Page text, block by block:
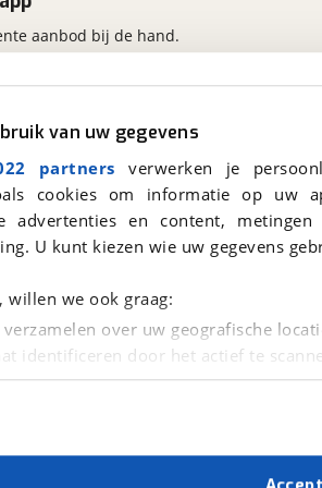
van uw gegevens
partners verwerken je
cookies om informatie op
advertenties en content,
U kunt kiezen wie uw gegevens
willen we ook graag:
over uw geografische
identificeren door het actief te
uw persoonlijke gegevens worden
technieken zorgen we
15
van
aanbod bij de hand.
en Privacyverklaring